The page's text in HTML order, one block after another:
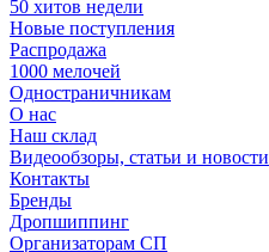
50 хитов недели
Новые поступления
Распродажа
1000 мелочей
Одностраничникам
О нас
Наш склад
Видеообзоры, статьи и новости
Контакты
Бренды
Дропшиппинг
Организаторам СП